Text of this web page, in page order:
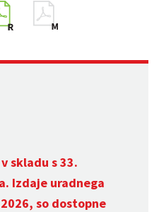
skladu s 33.
Izdaje uradnega
so dostopne